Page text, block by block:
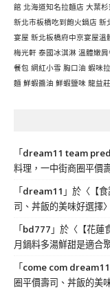
館 北海道知名拉麵店 大葉杉
新北市板橋吃到飽火鍋店 新
宴屋 新北板橋府中京宴屋溫
梅光軒 泰國冰淇淋 溫體嫩肩
餐包 網紅小雪 胸口油 蝦味
麵 鮮蝦醬油 鮮蝦鹽味 龍益莊
「dream11 team
料理，一中街商圈平價
「dream11 」於〈 【
司、丼飯的美味好選擇
「bd777 」於〈 【花
月鍋料多湯鮮甜是適合
「come com dream11
圈平價壽司、丼飯的美